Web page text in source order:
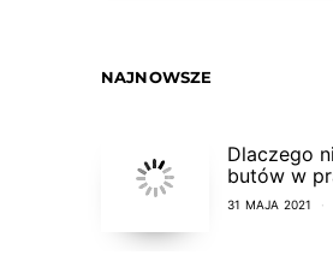
NAJNOWSZE
Dlaczego
butów w
31 MAJA 2021